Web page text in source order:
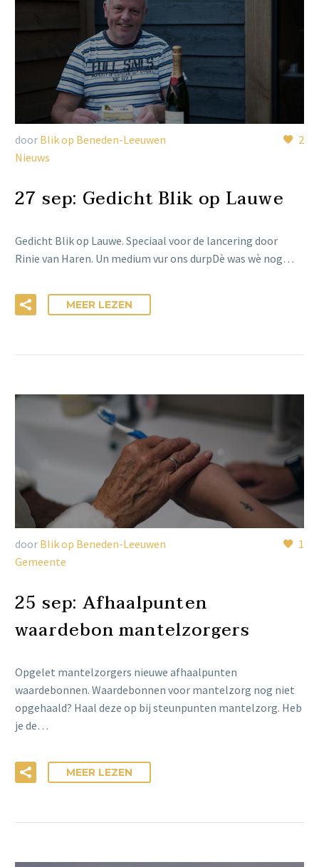
2
door Blik op Beneden-Leeuwen
Nieuws
27 sep: Gedicht Blik op Lauwe
Gedicht Blik op Lauwe. Speciaal voor de lancering door
Rinie van Haren. Un medium vur ons durpDè was wè nog…
MEER LEZEN
1
door Blik op Beneden-Leeuwen
Gemeente
25 sep: Afhaalpunten
waardebon mantelzorgers
Opgelet mantelzorgers nieuwe afhaalpunten
waardebonnen. Waardebonnen voor mantelzorg nog niet
opgehaald? Haal deze op bij steunpunten mantelzorg. Heb
je de…
MEER LEZEN